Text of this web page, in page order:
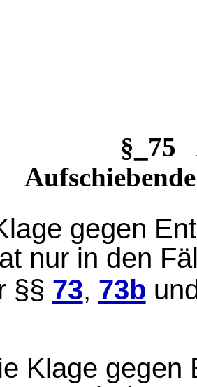
§_75
gegen
nur in den
§§ 73, 73b
Klage gegen